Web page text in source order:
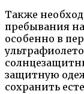
Также
пребывания
особенно в
защитную
сохранить